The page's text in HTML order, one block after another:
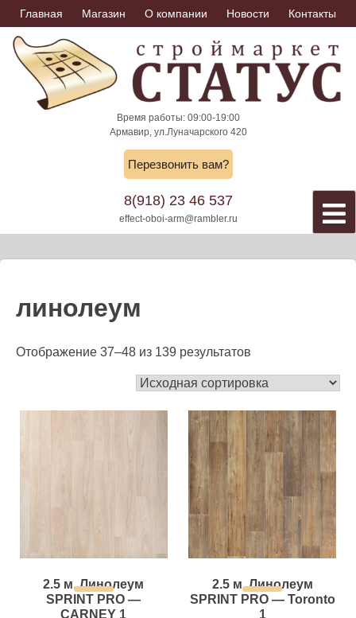
Skip
to
content
Главная Магазин О компании Новости Контакты
Время работы: 09:00-19:00
Армавир, ул.Луначарского 420
Перезвонить вам?
8(918) 23 46 537
effect-oboi-arm@rambler.ru
линолеум
Отображение 37–48 из 139 результатов
2.5 м. Линолеум
SPRINT PRO —
CARNEY 1
2.5 м. Линолеум
SPRINT PRO — Toronto
1